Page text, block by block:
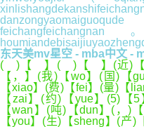
feichangfeichangnan
东天美mv星空 - mba中文 -
( )【 】( )【 】(近)【jin
【，】(我)【wo】(国)【
【xiao】(费)【fei】(量)【
【zai】(约)【yue】(5)【
【wan】(吨)【dun】(，)
【you】(生)【sheng】(产)